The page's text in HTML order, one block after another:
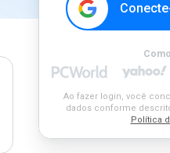
Ao fazer login, você
dados conforme
Política